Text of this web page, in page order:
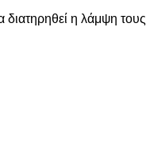
διατηρηθεί η λάμψη τους